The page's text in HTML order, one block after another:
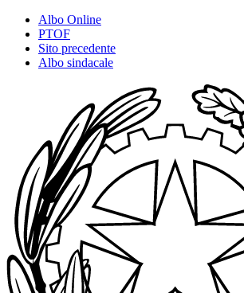
Albo Online
PTOF
Sito precedente
Albo sindacale